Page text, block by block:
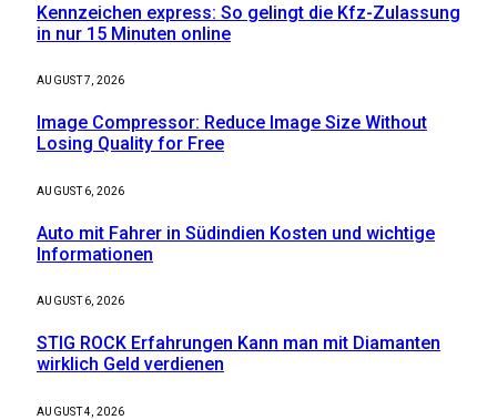
Kennzeichen express: So gelingt die Kfz-Zulassung
in nur 15 Minuten online
AUGUST 7, 2026
Image Compressor: Reduce Image Size Without
Losing Quality for Free
AUGUST 6, 2026
Auto mit Fahrer in Südindien Kosten und wichtige
Informationen
AUGUST 6, 2026
STIG ROCK Erfahrungen Kann man mit Diamanten
wirklich Geld verdienen
AUGUST 4, 2026